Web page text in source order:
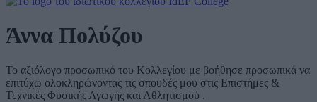
Άννα Πολύζου
Το αξιόλογο προσωπικό του Κολλεγίου με βοήθησε προσωπικά να
επιτύχω ολοκληρώνοντας τις σπουδές μου στις Επιστήμες &
Τεχνικές Φυσικής Αγωγής και Αθλητισμού .